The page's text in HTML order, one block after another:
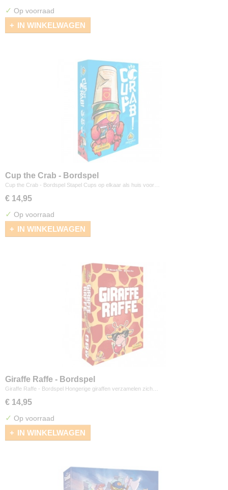
✓ Op voorraad
IN WINKELWAGEN
Cup the Crab - Bordspel
Cup the Crab - Bordspel Stapel Cups op elkaar als huis voor…
€ 14,95
✓ Op voorraad
IN WINKELWAGEN
Giraffe Raffe - Bordspel
Giraffe Raffe - Bordspel Hongerige giraffen verzamelen zich…
€ 14,95
✓ Op voorraad
IN WINKELWAGEN